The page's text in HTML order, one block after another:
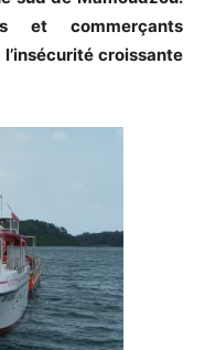
et commerçants
croissante